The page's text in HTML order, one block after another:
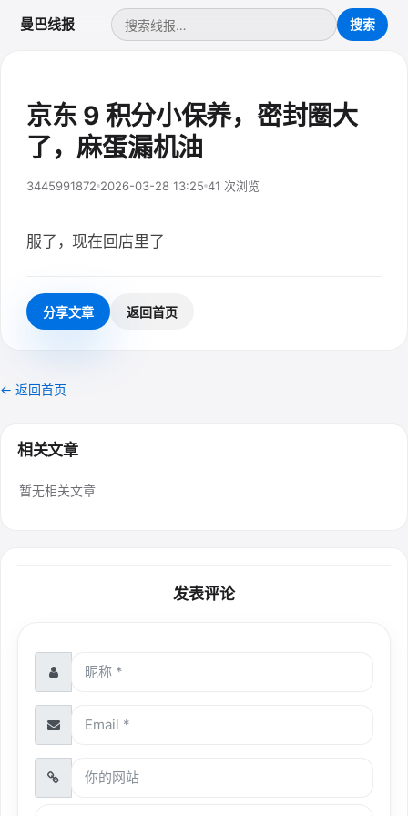
曼巴线报
京东 9 积分小保养，密封圈大
了，麻蛋漏机油
3445991872 2026-03-28 13:25 41 次浏览
服了，现在回店里了
分享文章 返回首页
← 返回首页
相关文章
暂无相关文章
发表评论